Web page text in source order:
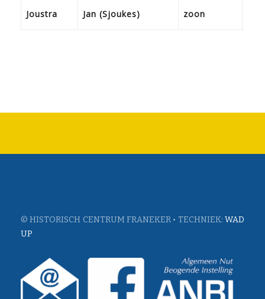
Joustra Jan (Sjoukes) zoon
© HISTORISCH CENTRUM FRANEKER • TECHNIEK: WAD
UP